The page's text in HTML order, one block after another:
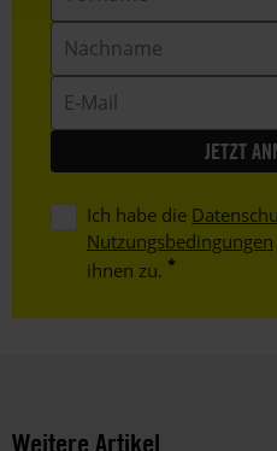
Mail
Ich habe die
Nutzungsbedingungen
ihnen zu.
Weitere Artikel